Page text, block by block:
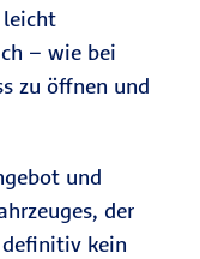
leicht
– wie bei
zu öffnen und
und
der
kein